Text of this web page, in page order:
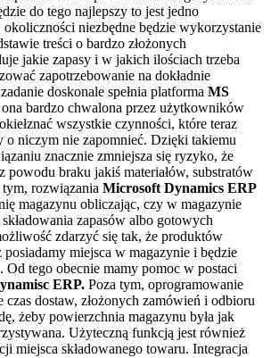
do tego najlepszy to jest jedno
niezbędne będzie wykorzystanie
treści o bardzo złożonych
jakie zapasy i w jakich ilościach trzeba
zapotrzebowanie na dokładnie
doskonale spełnia platforma MS
ona bardzo chwalona przez użytkowników
wszystkie czynności, które teraz
o niczym nie zapomnieć. Dzięki takiemu
znacznie zmniejsza się ryzyko, że
powodu braku jakiś materiałów, substratów
rozwiązania Microsoft Dynamics ERP
magazynu obliczając, czy w magazynie
zapasów albo gotowych
zdarzyć się tak, że produktów
miejsca w magazynie i będzie
Od tego obecnie mamy pomoc w postaci
ERP. Poza tym, oprogramowanie
czas dostaw, złożonych zamówień i odbioru
żeby powierzchnia magazynu była jak
Użyteczną funkcją jest również
miejsca składowanego towaru. Integracja